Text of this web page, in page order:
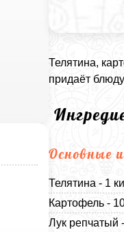
Телятина,
придаёт
Основные
Телятина - 1
Картофель -
Лук репчатый